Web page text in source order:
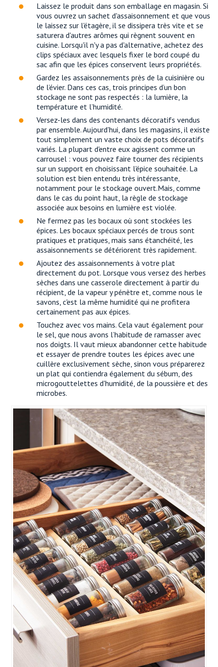
Laissez le produit dans son emballage en magasin. Si
vous ouvrez un sachet d'assaisonnement et que vous
le laissez sur l'étagère, il se dissipera très vite et se
saturera d'autres arômes qui règnent souvent en
cuisine. Lorsqu'il n'y a pas d'alternative, achetez des
clips spéciaux avec lesquels fixer le bord coupé du
sac afin que les épices conservent leurs propriétés.
Gardez les assaisonnements près de la cuisinière ou
de l’évier. Dans ces cas, trois principes d’un bon
stockage ne sont pas respectés : la lumière, la
température et l’humidité.
Versez-les dans des contenants décoratifs vendus
par ensemble. Aujourd'hui, dans les magasins, il existe
tout simplement un vaste choix de pots décoratifs
variés. La plupart d'entre eux agissent comme un
carrousel : vous pouvez faire tourner des récipients
sur un support en choisissant l'épice souhaitée. La
solution est bien entendu très intéressante,
notamment pour le stockage ouvert.Mais, comme
dans le cas du point haut, la règle de stockage
associée aux besoins en lumière est violée.
Ne fermez pas les bocaux où sont stockées les
épices. Les bocaux spéciaux percés de trous sont
pratiques et pratiques, mais sans étanchéité, les
assaisonnements se détériorent très rapidement.
Ajoutez des assaisonnements à votre plat
directement du pot. Lorsque vous versez des herbes
sèches dans une casserole directement à partir du
récipient, de la vapeur y pénètre et, comme nous le
savons, c'est la même humidité qui ne profitera
certainement pas aux épices.
Touchez avec vos mains. Cela vaut également pour
le sel, que nous avons l’habitude de ramasser avec
nos doigts. Il vaut mieux abandonner cette habitude
et essayer de prendre toutes les épices avec une
cuillère exclusivement sèche, sinon vous préparerez
un plat qui contiendra également du sébum, des
microgouttelettes d'humidité, de la poussière et des
microbes.